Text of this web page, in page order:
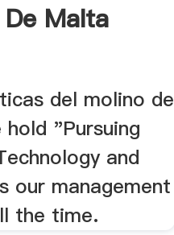
Malta
del molino de
"Pursuing
and
our management
the time.